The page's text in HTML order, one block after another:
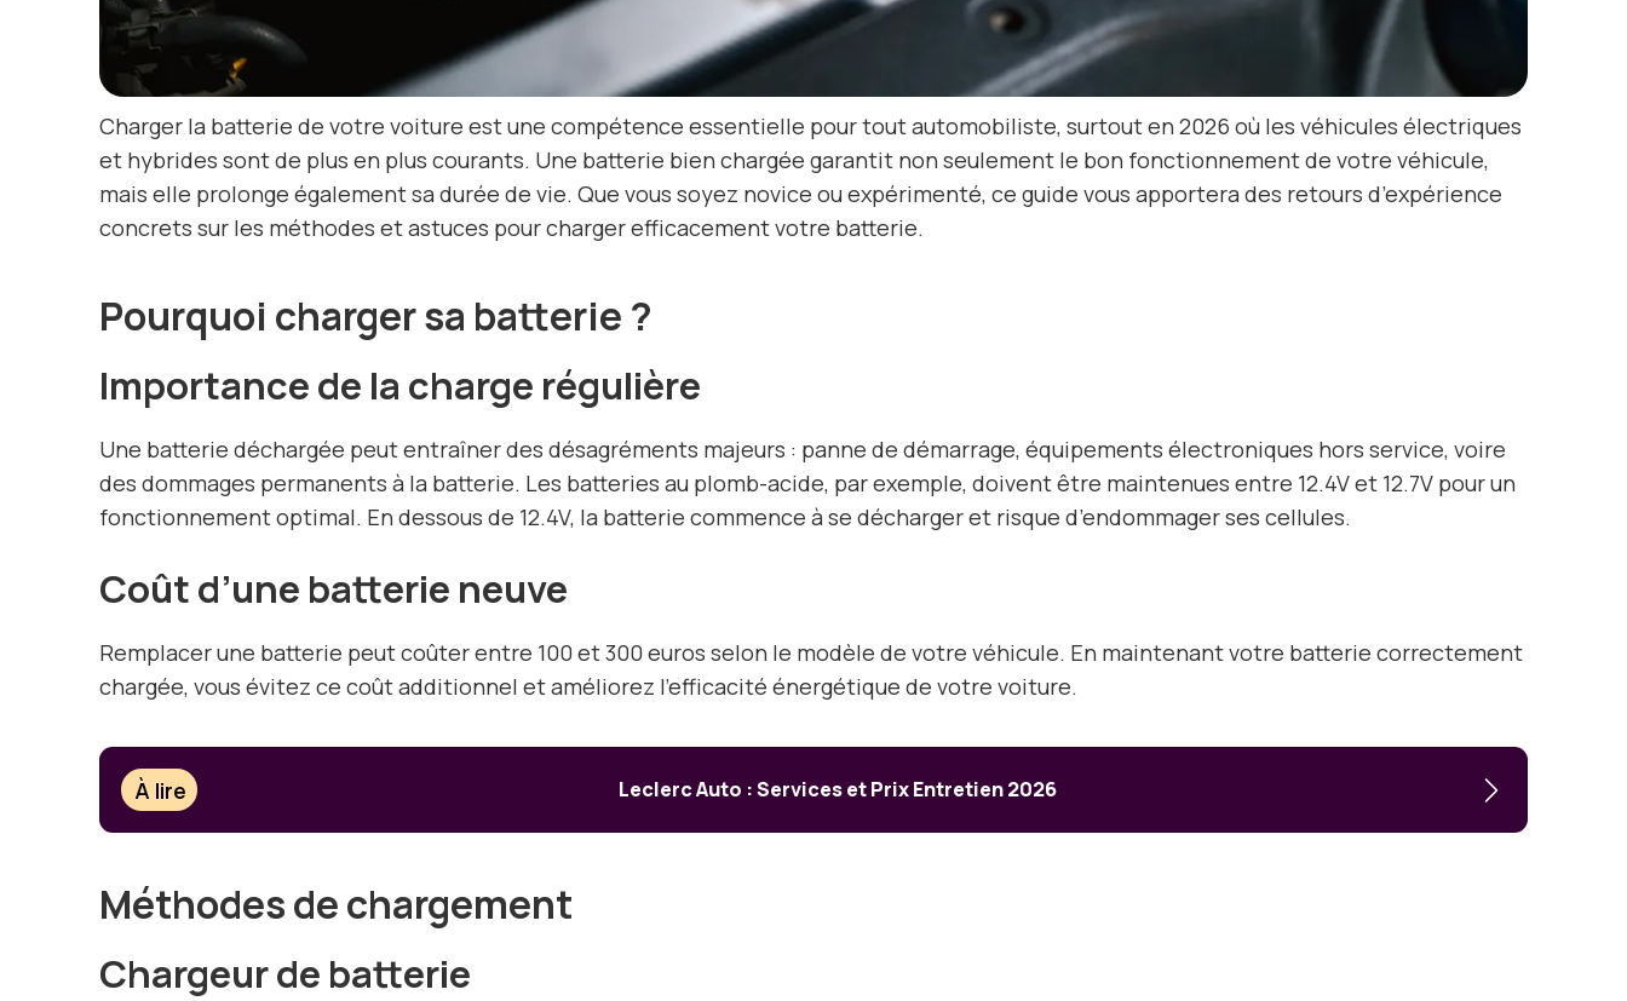
Charger la batterie de votre voiture est une compétence essentielle pour tout automobiliste, surtout en 2026 où les véhicules électriques
et hybrides sont de plus en plus courants. Une batterie bien chargée garantit non seulement le bon fonctionnement de votre véhicule,
mais elle prolonge également sa durée de vie. Que vous soyez novice ou expérimenté, ce guide vous apportera des retours d’expérience
concrets sur les méthodes et astuces pour charger efficacement votre batterie.
Pourquoi charger sa batterie ?
Importance de la charge régulière
Une batterie déchargée peut entraîner des désagréments majeurs : panne de démarrage, équipements électroniques hors service, voire
des dommages permanents à la batterie. Les batteries au plomb-acide, par exemple, doivent être maintenues entre 12.4V et 12.7V pour un
fonctionnement optimal. En dessous de 12.4V, la batterie commence à se décharger et risque d’endommager ses cellules.
Coût d’une batterie neuve
Remplacer une batterie peut coûter entre 100 et 300 euros selon le modèle de votre véhicule. En maintenant votre batterie correctement
chargée, vous évitez ce coût additionnel et améliorez l’efficacité énergétique de votre voiture.
À lire Leclerc Auto : Services et Prix Entretien 2026
Méthodes de chargement
Chargeur de batterie